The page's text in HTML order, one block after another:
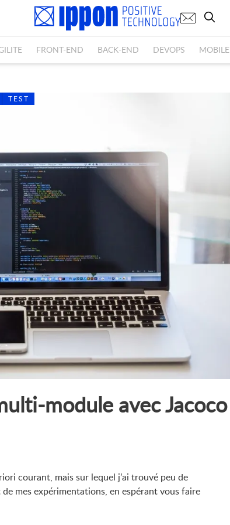
FRONT-END BACK-END DEVOPS MOBILE
TEST
module avec Jacoco
courant, mais sur lequel j’ai trouvé peu de
mes expérimentations, en espérant vous faire